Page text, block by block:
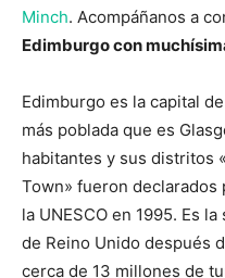
Minch. Acompáñanos a
Edimburgo con
Edimburgo es la capital
más poblada que es
habitantes y sus distritos
Town» fueron declarados
la UNESCO en 1995. Es
de Reino Unido después
cerca de 13 millones de